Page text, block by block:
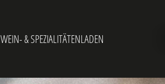
WEIN- & SPEZIALITÄTENLADEN